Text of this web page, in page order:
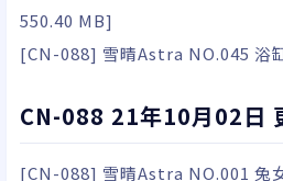
550.40 MB]
[CN-088] 雪晴Astra NO.045 浴
CN-088 21年10月02日
[CN-088] 雪晴Astra NO.001 兔